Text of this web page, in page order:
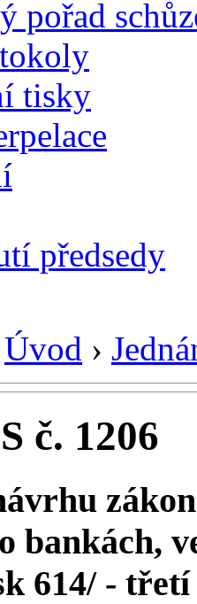
pořad
tisky
předsedy
Úvod ›
č. 1206
bankách,
614/ -